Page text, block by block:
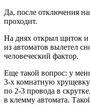
Да, после отключения
проходит.
На днях открыл щиток и
из автоматов вылетел
человеческий фактор.
Еще такой вопрос: у
3-х комнатную
по 2-3 провода в
в клемму автомата.